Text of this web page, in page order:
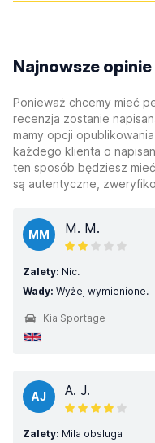
Najnowsze opinie
Ponieważ chcemy mieć
recenzja zostanie
mamy opcji
każdego klienta o
ten sposób będziesz
są autentyczne,
MM M. M.
Zalety: Nic.
Wady: Wyżej wymienione.
Kia Sportage
AJ A. J.
Zalety: Mila obsluga